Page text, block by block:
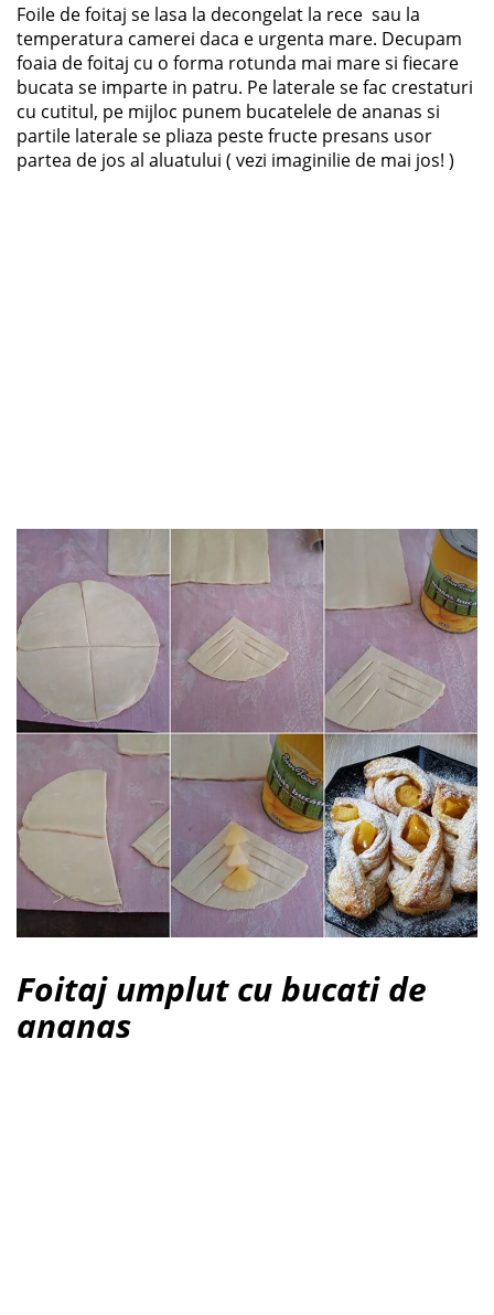
Foile de foitaj se lasa la decongelat la rece sau la
temperatura camerei daca e urgenta mare. Decupam
foaia de foitaj cu o forma rotunda mai mare si fiecare
bucata se imparte in patru. Pe laterale se fac crestaturi
cu cutitul, pe mijloc punem bucatelele de ananas si
partile laterale se pliaza peste fructe presans usor
partea de jos al aluatului ( vezi imaginilie de mai jos! )
Foitaj umplut cu bucati de
ananas